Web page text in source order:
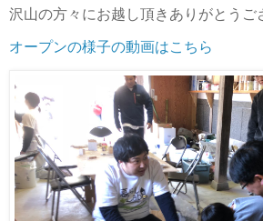
沢山の方々にお越し頂きありがとうご
オープンの様子の動画はこちら